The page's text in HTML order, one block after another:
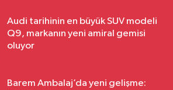
Audi tarihinin en büyük SUV modeli
Q9, markanın yeni amiral gemisi
oluyor
Barem Ambalaj’da yeni gelişme: